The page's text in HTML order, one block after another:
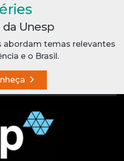
da Unesp
abordam temas relevantes
e o Brasil.